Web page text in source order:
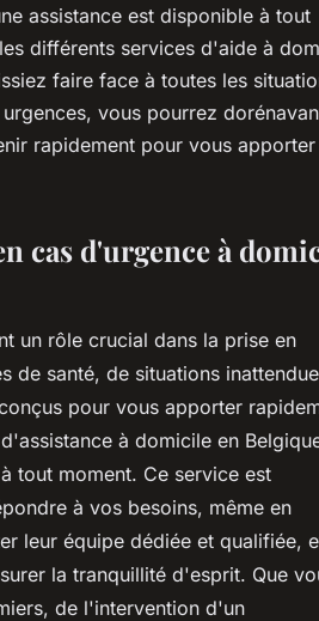
assistance est disponible à tout
différents services d'aide à
faire face à toutes les
vous pourrez
rapidement pour vous
cas d'urgence à
un rôle crucial dans la prise en
de santé, de situations
pour vous apporter
à domicile en
tout moment. Ce service est
à vos besoins, même en
leur équipe dédiée et qualifiée,
la tranquillité d'esprit. Que
de l'intervention d'un